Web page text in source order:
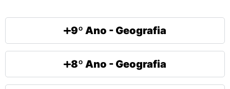
9º Ano - Geografia
8º Ano - Geografia